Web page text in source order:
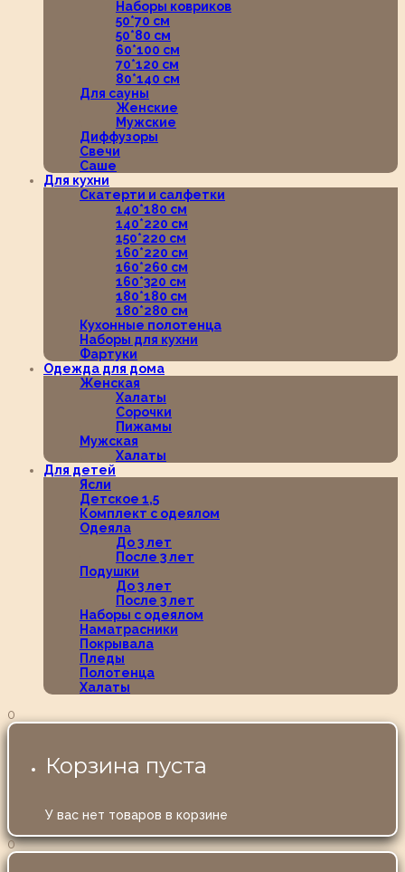
Наборы ковриков
50*70 см
50*80 см
60*100 см
70*120 см
80*140 см
Для сауны
Женские
Мужские
Диффузоры
Свечи
Саше
Для кухни
Скатерти и салфетки
140*180 см
140*220 см
150*220 см
160*220 см
160*260 см
160*320 см
180*180 см
180*280 см
Кухонные полотенца
Наборы для кухни
Фартуки
Одежда для дома
Женская
Халаты
Сорочки
Пижамы
Мужская
Халаты
Для детей
Ясли
Детское 1,5
Комплект с одеялом
Одеяла
До 3 лет
После 3 лет
Подушки
До 3 лет
После 3 лет
Наборы с одеялом
Наматрасники
Покрывала
Пледы
Полотенца
Халаты
0
Корзина пуста
У вас нет товаров в корзине
0